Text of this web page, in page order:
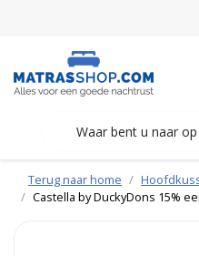
Terug naar home
Castella by DuckyDons 15%